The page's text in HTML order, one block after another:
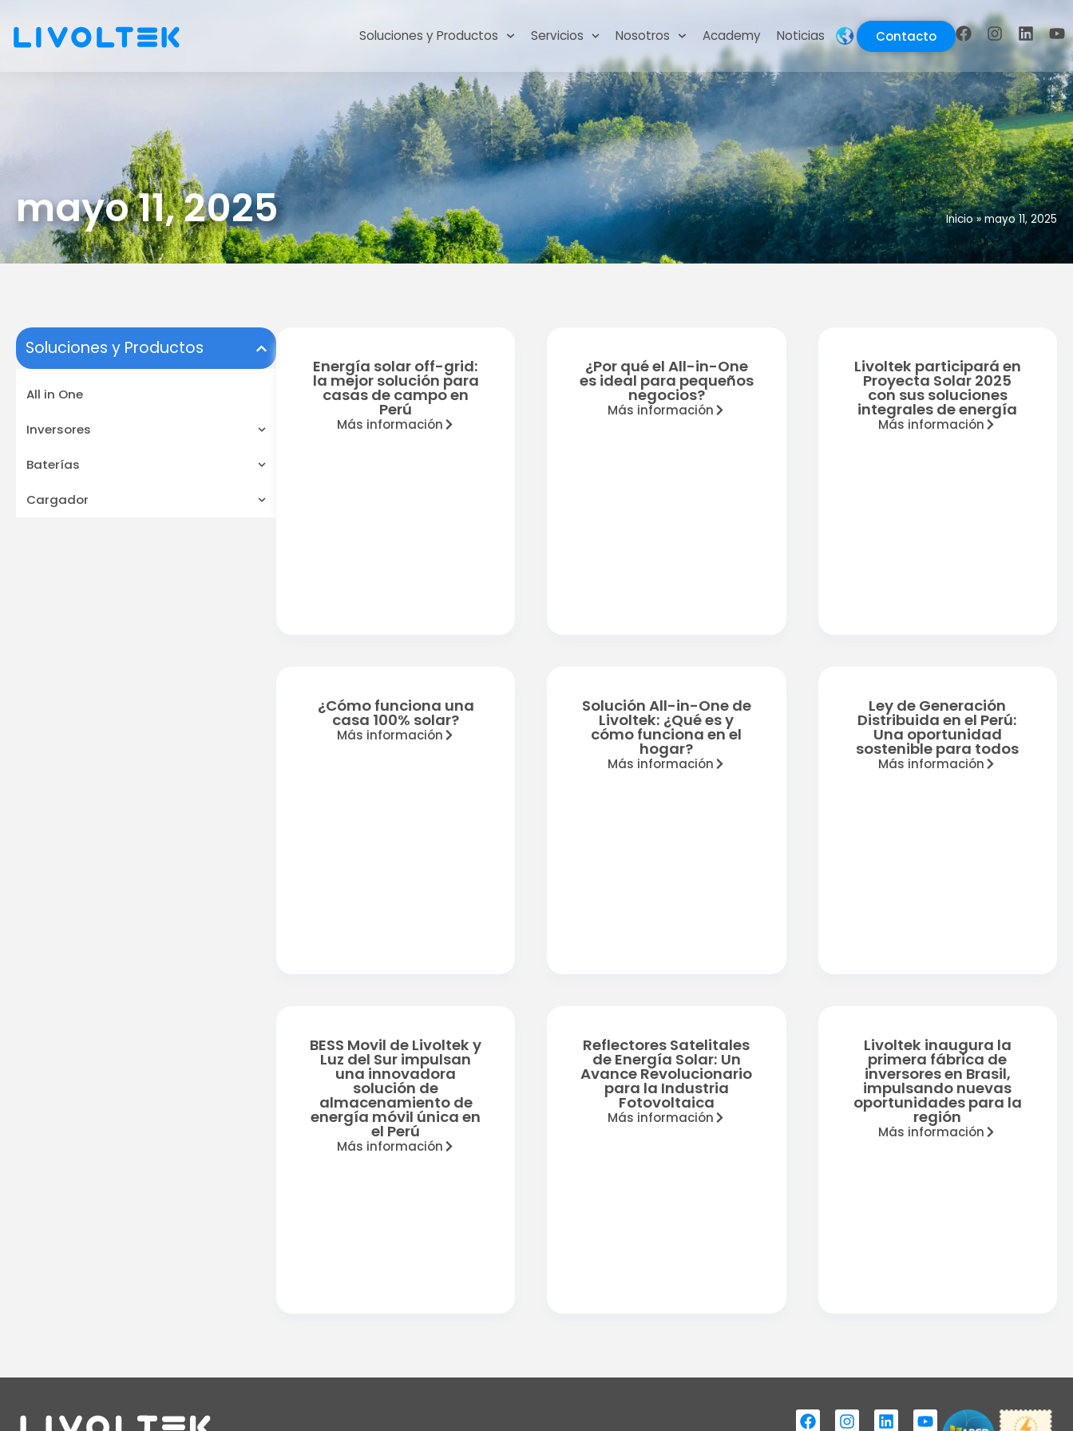
Soluciones y Productos Servicios Nosotros Academy Noticias Contacto
mayo 11, 2025 Inicio»mayo 11, 2025
Soluciones y Productos
All in One
Inversores
Baterías
Cargador
Energía solar off-grid:
la mejor solución para
casas de campo en
Perú
Más información
¿Por qué el All-in-One
es ideal para pequeños
negocios?
Más información
Livoltek participará en
Proyecta Solar 2025
con sus soluciones
integrales de energía
Más información
¿Cómo funciona una
casa 100% solar?
Más información
Solución All-in-One de
Livoltek: ¿Qué es y
cómo funciona en el
hogar?
Más información
Ley de Generación
Distribuida en el Perú:
Una oportunidad
sostenible para todos
Más información
BESS Movil de Livoltek y
Luz del Sur impulsan
una innovadora
solución de
almacenamiento de
energía móvil única en
el Perú
Más información
Reflectores Satelitales
de Energía Solar: Un
Avance Revolucionario
para la Industria
Fotovoltaica
Más información
Livoltek inaugura la
primera fábrica de
inversores en Brasil,
impulsando nuevas
oportunidades para la
región
Más información